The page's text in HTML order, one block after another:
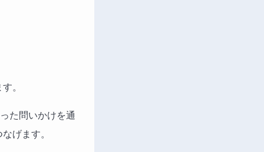
。
た問いかけを通
げます。